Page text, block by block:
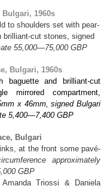
1960s
to shoulders set with pear-
brilliant-cut stones, signed
55,000—75,000 GBP
Bulgari, 1960s
and brilliant-cut
mirrored compartment,
x 46mm, signed Bulgari
5,400—7,400 GBP
Bulgari
at the front some pavé-
approximately
GBP
Amanda Triossi & Daniela